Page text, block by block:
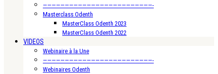
—————————————————————————-
Masterclass Odenth
MasterClass Odenth 2023
MasterClass Odenth 2022
VIDEOS
Webinaire à la Une
—————————————————————————-
Webinaires Odenth